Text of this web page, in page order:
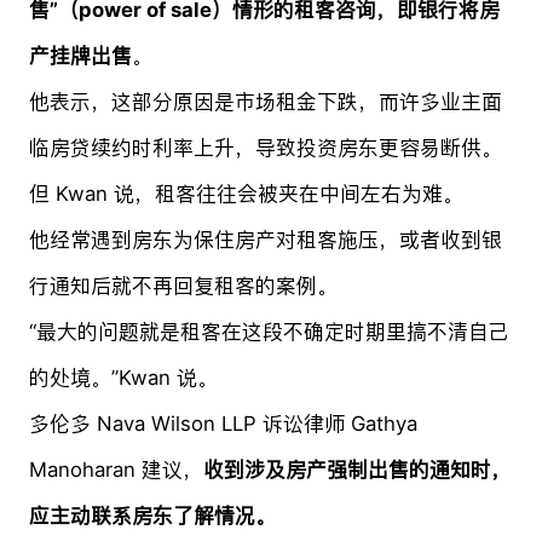
售”（power of sale）情形的租客咨询，即银行将房
产挂牌出售。
他表示，这部分原因是市场租金下跌，而许多业主面
临房贷续约时利率上升，导致投资房东更容易断供。
但 Kwan 说，租客往往会被夹在中间左右为难。
他经常遇到房东为保住房产对租客施压，或者收到银
行通知后就不再回复租客的案例。
“最大的问题就是租客在这段不确定时期里搞不清自己
的处境。”Kwan 说。
多伦多 Nava Wilson LLP 诉讼律师 Gathya
Manoharan 建议， 收到涉及房产强制出售的通知时，
应主动联系房东了解情况。